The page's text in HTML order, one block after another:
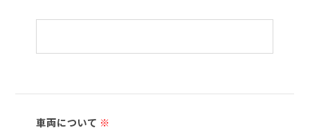
車両について ※